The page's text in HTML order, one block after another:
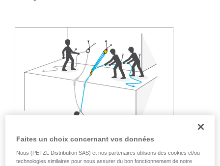
Faites un choix concernant vos données
Nous (PETZL Distribution SAS) et nos partenaires utilisons des cookies et/ou
technologies similaires pour nous assurer du bon fonctionnement de notre